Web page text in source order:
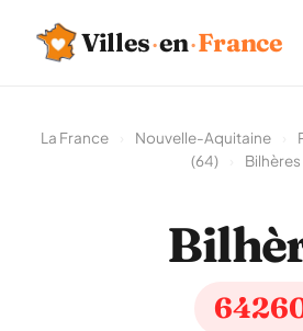
Villes·en·France
La France Nouvelle-Aquitaine
(64)
Bilhères